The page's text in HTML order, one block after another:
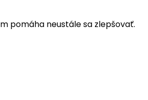
pomáha neustále sa zlepšovať.